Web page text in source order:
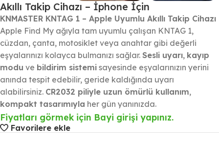
Akıllı Takip Cihazı – İphone İçin
KNMASTER KNTAG 1 – Apple Uyumlu Akıllı Takip Cihazı
Apple Find My ağıyla tam uyumlu çalışan KNTAG 1,
cüzdan, çanta, motosiklet veya anahtar gibi değerli
eşyalarınızı kolayca bulmanızı sağlar. Sesli uyarı, kayıp
modu ve bildirim sistemi sayesinde eşyalarınızın yerini
anında tespit edebilir, geride kaldığında uyarı
alabilirsiniz. CR2032 piliyle uzun ömürlü kullanım,
kompakt tasarımıyla her gün yanınızda.
Fiyatları görmek için Bayi girişi yapınız.
Favorilere ekle